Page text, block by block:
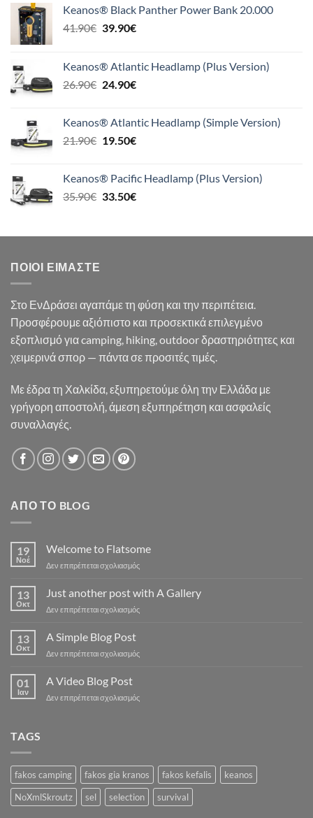
Keanos® Black Panther Power Bank 20.000
41.90€ Original
41.90€.
39.90€Η
είναι:
39.90€.
Keanos® Atlantic Headlamp (Plus Version)
26.90€ Original
26.90€.
24.90€Η
είναι:
24.90€.
Keanos® Atlantic Headlamp (Simple Version)
21.90€ Original
21.90€.
19.50€Η
είναι:
19.50€.
Keanos® Pacific Headlamp (Plus Version)
35.90€ Original
35.90€.
33.50€Η
είναι:
ΠΟΙΟΙ ΕΊΜΑΣΤΕ
Στο ΕνΔράσει αγαπάμε τη φύση και την περιπέτεια.
Προσφέρουμε αξιόπιστο και προσεκτικά επιλεγμένο
εξοπλισμό για camping, hiking, outdoor δραστηριότητες και
χειμερινά σπορ — πάντα σε προσιτές τιμές.
Με έδρα τη Χαλκίδα, εξυπηρετούμε όλη την Ελλάδα με
γρήγορη αποστολή, άμεση εξυπηρέτηση και ασφαλείς
συναλλαγές.
ΑΠΌ ΤΟ BLOG
19
Νοέ
Welcome to Flatsome
Δεν επιτρέπεται σχολιασμόςστο
to
Flatsome
13
Οκτ
Just another post with A Gallery
Δεν επιτρέπεται σχολιασμόςστο
with
13
Οκτ
A Simple Blog Post
Δεν επιτρέπεται σχολιασμόςστο
Post
01
Ιαν
A Video Blog Post
Δεν επιτρέπεται σχολιασμόςστο
TAGS
fakos camping fakos gia kranos fakos kefalis
keanos
NoXmlSkroutz
sel selection survival